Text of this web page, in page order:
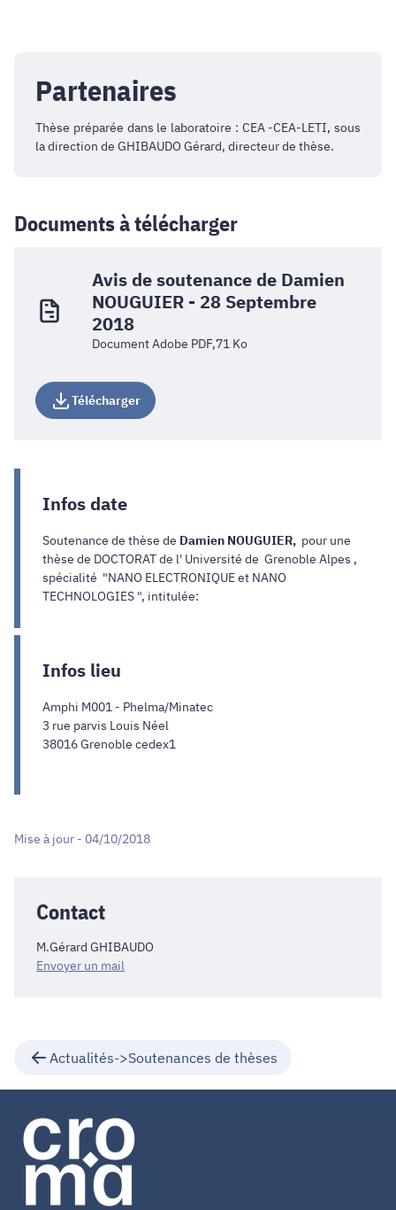
Partenaires
Thèse préparée dans le laboratoire : CEA -CEA-LETI, sous
la direction de GHIBAUDO Gérard, directeur de thèse.
Documents à télécharger
Avis de soutenance de Damien
NOUGUIER - 28 Septembre
2018
Document Adobe PDF,71 Ko
Télécharger
Infos date
Soutenance de thèse de Damien NOUGUIER, pour une
thèse de DOCTORAT de l' Université de Grenoble Alpes ,
spécialité "NANO ELECTRONIQUE et NANO
TECHNOLOGIES ", intitulée:
Infos lieu
Amphi M001 - Phelma/Minatec
3 rue parvis Louis Néel
38016 Grenoble cedex1
Mise à jour - 04/10/2018
Contact
M.Gérard GHIBAUDO
Envoyer un mail
Actualités->Soutenances de thèses